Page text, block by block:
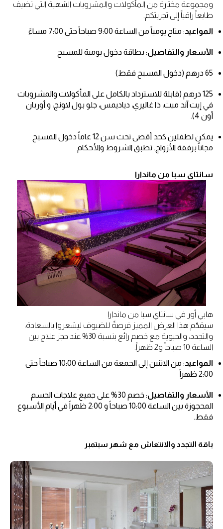
ومجموعة مختارة من المأكولات والمشروبات الشهية التي تضيف
طابعاً راقياً إلى تجربتكم.
المواعيد: متاح يومياً من الساعة 9:00 صباحاً حتى 7:00 مساءً
الأسعار والتفاصيل: بطاقة دخول يومية للمسبح
65 درهم (دخول المسبح فقط)
125 درهم (قابلة للاسترداد بالكامل على المأكولات والمشروبات
في إيت آند ميت، ذا غاليري، دياديمس، جلو بول لاونج، و أوربان
أون 4).
يمكن لطفلين كحد أقصى تحت سن 12 عاماً دخول المسبح
مجاناً برفقة الأزواج. تطبق الشروط والأحكام
سانتاي سبا من ماندارا
هابي أور في سانتاي سبا من ماندارا
سيقدّم هذا العرض المميز فرصةً للضيوف ليشعروا بالسعادة،
والتجدد، والحيوية مع خصم رائع بنسبة 30% عند حجز علاج بين
الساعة 10 صباحاً و2 ظهراً.
المواعيد
: من الاثنين إلى الجمعة من الساعة 10:00 صباحاً حتى
2:00 ظهراً
الأسعار والتفاصيل
: خصم 30% على جميع علاجات الجسم
المحجوزة بين الساعة 10:00 صباحاً و 2:00 ظهراً في أيام الأسبوع
فقط.
باقة التجدد والانتعاش مع شهر سبتمبر